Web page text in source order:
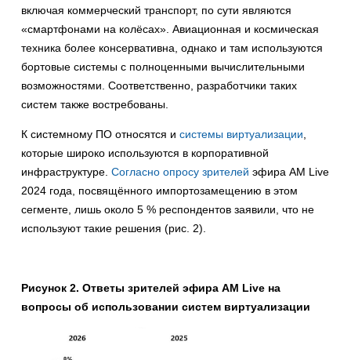
включая коммерческий транспорт, по сути являются
«смартфонами на колёсах». Авиационная и космическая
техника более консервативна, однако и там используются
бортовые системы с полноценными вычислительными
возможностями. Соответственно, разработчики таких
систем также востребованы.
К системному ПО относятся и системы виртуализации
которые широко используются в корпоративной
инфраструктуре. Согласно опросу зрителей эфира AM Live
2024 года, посвящённого импортозамещению в этом
сегменте, лишь около 5 % респондентов заявили, что не
используют такие решения (рис. 2).
Рисунок 2. Ответы зрителей эфира AM Live на
вопросы об использовании систем виртуализации